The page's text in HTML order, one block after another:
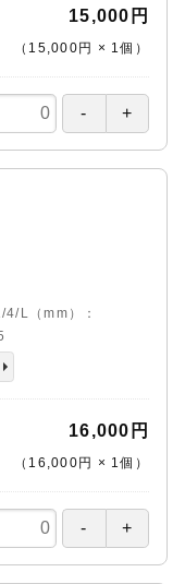
15,000円
（ 15,000円 × 1個 ）
L（mm）：
16,000円
（ 16,000円 × 1個 ）